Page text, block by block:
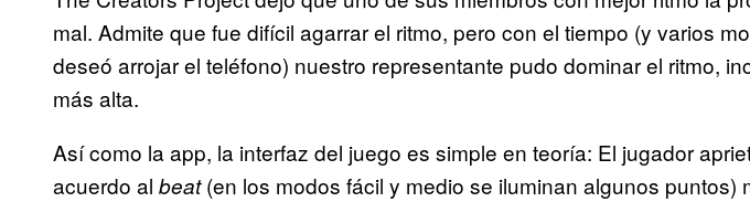
mal. Admite que fue difícil agarrar el ritmo, pero con el tiempo (y varios
deseó arrojar el teléfono) nuestro representante pudo dominar el ritmo,
más alta.
Así como la app, la interfaz del juego es simple en teoría: El jugador
acuerdo al beat(en los modos fácil y medio se iluminan algunos puntos)